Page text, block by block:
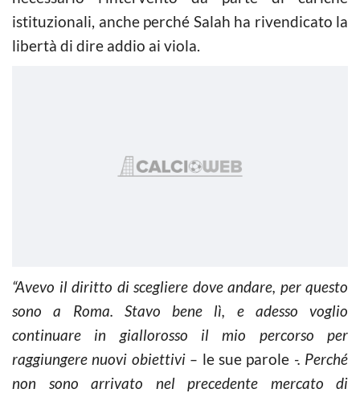
istituzionali, anche perché Salah ha rivendicato la
libertà di dire addio ai viola.
“Avevo il diritto di scegliere dove andare, per questo
sono a Roma. Stavo bene lì, e adesso voglio
continuare in giallorosso il mio percorso per
raggiungere nuovi obiettivi – le sue parole -. Perché
non sono arrivato nel precedente mercato di